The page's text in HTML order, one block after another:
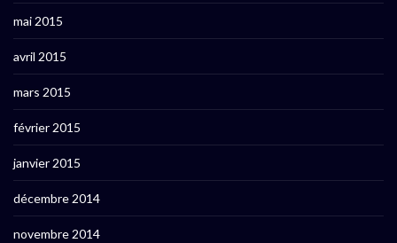
mai 2015
avril 2015
mars 2015
février 2015
janvier 2015
décembre 2014
novembre 2014